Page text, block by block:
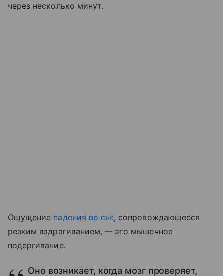
через несколько минут.
Ощущение падения во сне, сопровождающееся
резким вздрагиванием, — это мышечное
подергивание.
Оно возникает, когда мозг проверяет,